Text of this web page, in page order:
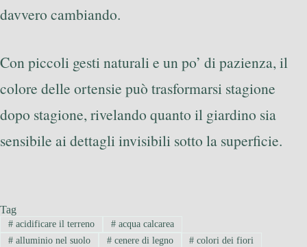
davvero cambiando.
Con piccoli gesti naturali e un po’ di pazienza, il
colore delle ortensie può trasformarsi stagione
dopo stagione, rivelando quanto il giardino sia
sensibile ai dettagli invisibili sotto la superficie.
Tag
#acidificare il terreno #acqua calcarea
#alluminio nel suolo #cenere di legno # colori dei fiori